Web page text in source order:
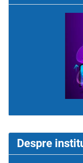
Despre